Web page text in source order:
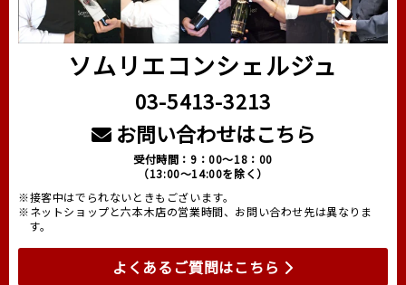
ソムリエコンシェルジュ
03-5413-3213
お問い合わせはこちら
受付時間：9：00～18：00
（13:00～14:00を除く）
※接客中はでられないときもございます。
※ネットショップと六本木店の営業時間、お問い合わせ先は異なりま
す。
よくあるご質問はこちら